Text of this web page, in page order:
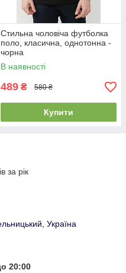
Стильна чоловіча футболка
поло, класична, однотонна -
чорна
В наявності
489 ₴ 580 ₴
Купити
за рік
Україна
20:00